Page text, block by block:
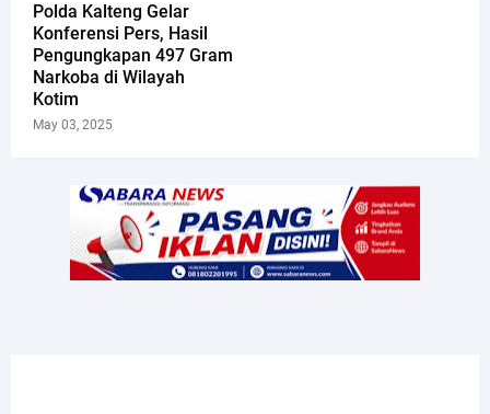
Polda Kalteng Gelar
Konferensi Pers, Hasil
Pengungkapan 497 Gram
Narkoba di Wilayah
Kotim
May 03, 2025